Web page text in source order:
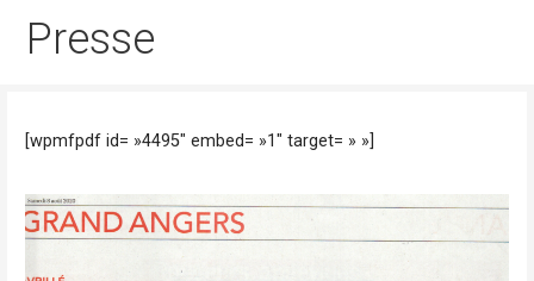
Presse
[wpmfpdf id= »4495″ embed= »1″ target= » »]